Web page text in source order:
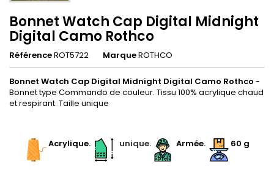
Bonnet Watch Cap Digital Midnight
Digital Camo Rothco
RéférenceROT5722 MarqueROTHCO
Bonnet Watch Cap Digital Midnight Digital Camo Rothco -
Bonnet type Commando de couleur. Tissu 100% acrylique chaud
et respirant. Taille unique
Acrylique.
unique. Armée. 60 g